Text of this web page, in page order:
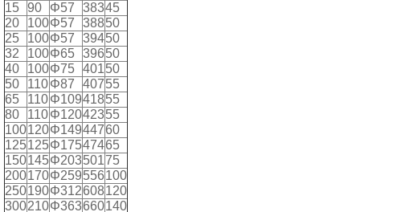
15 90 Φ57 38345
20
100Φ57 38850
25
100Φ57 39450
32
100Φ65 39650
40
100Φ75 40150
50
110Φ87 40755
65
110Φ10941855
80
110Φ12042355
100120Φ14944760
125125Φ17547465
150145Φ20350175
200170Φ259556100
250190Φ312608120
300210Φ363660140